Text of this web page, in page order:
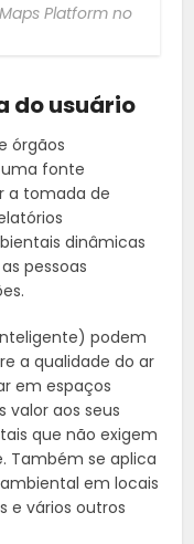
Platform no
do usuário
órgãos
fonte
a tomada de
dinâmicas
pessoas
podem
a qualidade do ar
em espaços
valor aos seus
que não exigem
Também se aplica
em locais
e vários outros